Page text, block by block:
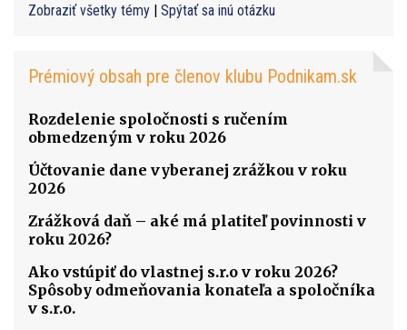
Zobraziť všetky témy | Spýtať sa inú otázku
Prémiový obsah pre členov klubu Podnikam.sk
Rozdelenie spoločnosti s ručením
obmedzeným v roku 2026
Účtovanie dane vyberanej zrážkou v roku
2026
Zrážková daň – aké má platiteľ povinnosti v
roku 2026?
Ako vstúpiť do vlastnej s.r.o v roku 2026?
Spôsoby odmeňovania konateľa a spoločníka
v s.r.o.